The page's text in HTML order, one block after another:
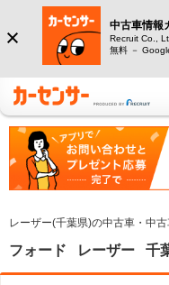
中古車情報
Recruit Co.,
無料 －
レーザー(千葉県)の中古車・中
フォード レーザー 千